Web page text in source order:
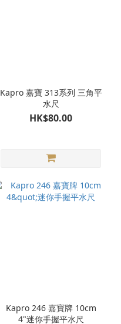
Kapro 嘉寶 313系列 三角平
水尺
HK$80.00
Kapro 246 嘉寶牌 10cm
4"迷你手握平水尺